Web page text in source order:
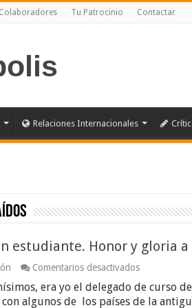
Colaboradores Tu Patrocinio Contactar
Relaciones Internacionales
estudiante. Honor y gloria
Comentarios desactivadosen
de
un
era yo el delegado de curso
algunos de los países de la